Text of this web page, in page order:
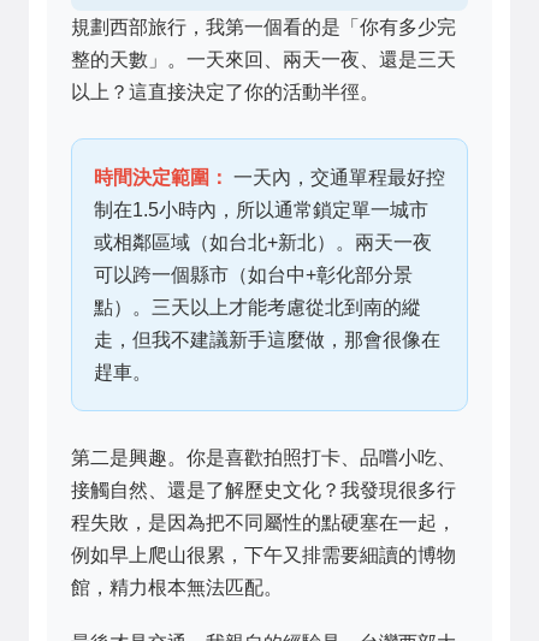
規劃西部旅行，我第一個看的是「你有多少完
整的天數」。一天來回、兩天一夜、還是三天
以上？這直接決定了你的活動半徑。
時間決定範圍： 一天內，交通單程最好控
制在1.5小時內，所以通常鎖定單一城市
或相鄰區域（如台北+新北）。兩天一夜
可以跨一個縣市（如台中+彰化部分景
點）。三天以上才能考慮從北到南的縱
走，但我不建議新手這麼做，那會很像在
趕車。
第二是興趣。你是喜歡拍照打卡、品嚐小吃、
接觸自然、還是了解歷史文化？我發現很多行
程失敗，是因為把不同屬性的點硬塞在一起，
例如早上爬山很累，下午又排需要細讀的博物
館，精力根本無法匹配。